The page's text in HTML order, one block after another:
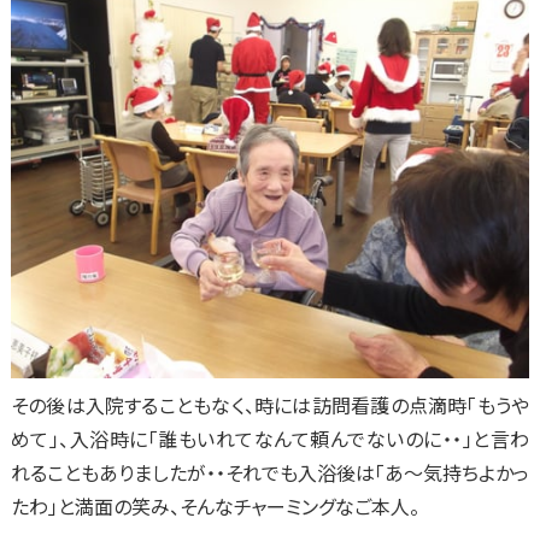
その後は入院することもなく、時には訪問看護の点滴時「もうや
めて」、入浴時に「誰もいれてなんて頼んでないのに・・」と言わ
れることもありましたが・・それでも入浴後は「あ～気持ちよかっ
たわ」と満面の笑み、そんなチャーミングなご本人。